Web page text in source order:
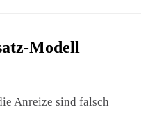
Modell
Anreize sind falsch